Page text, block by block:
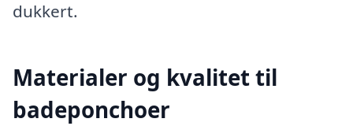
dukkert.
Materialer og kvalitet til
badeponchoer